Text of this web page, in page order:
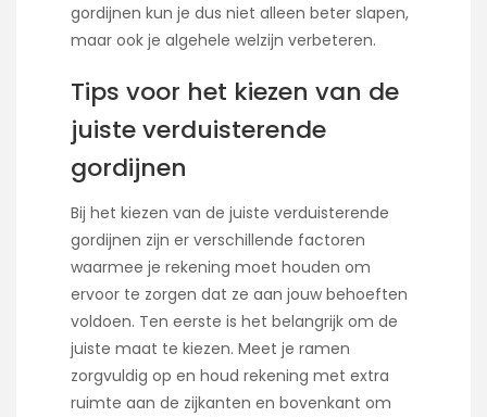
gordijnen kun je dus niet alleen beter slapen,
maar ook je algehele welzijn verbeteren.
Tips voor het kiezen van de
juiste verduisterende
gordijnen
Bij het kiezen van de juiste verduisterende
gordijnen zijn er verschillende factoren
waarmee je rekening moet houden om
ervoor te zorgen dat ze aan jouw behoeften
voldoen. Ten eerste is het belangrijk om de
juiste maat te kiezen. Meet je ramen
zorgvuldig op en houd rekening met extra
ruimte aan de zijkanten en bovenkant om